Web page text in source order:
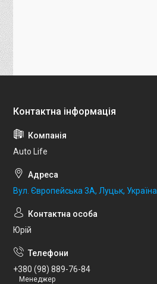
Auto Life
Вул. Європейська 3А, Луцьк, Україна
Юрій
+380 (98) 889-76-84
Менеджер